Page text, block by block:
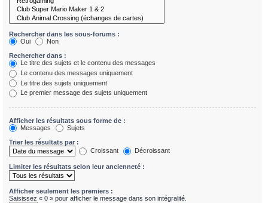
Rechercher dans les sous-forums :
Oui
Non
Rechercher dans :
Le titre des sujets et le contenu des messages
Le contenu des messages uniquement
Le titre des sujets uniquement
Le premier message des sujets uniquement
Afficher les résultats sous forme de :
Messages
Sujets
Trier les résultats par :
Croissant
Décroissant
Limiter les résultats selon leur ancienneté :
Afficher seulement les premiers :
Saisissez « 0 » pour afficher le message dans son intégralité.